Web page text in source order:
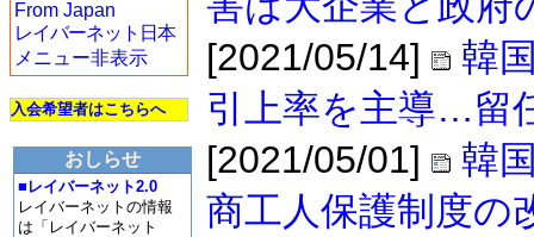
From Japan
レイバーネット日本
メニュー非表示
入会希望者はこちらへ
おしらせ
■レイバーネット2.0
レイバーネットの情報
は「レイバーネット
[2021/05/14]
韓
引上率を主導…留
[2021/05/01]
韓
商工人保護制度の